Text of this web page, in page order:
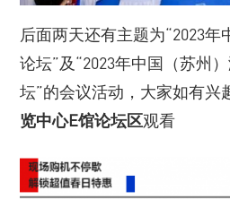
后面两天还有主题为“2023
论坛”及“2023年中国（苏州
坛”的会议活动，大家如有兴
览中心E馆论坛区观看